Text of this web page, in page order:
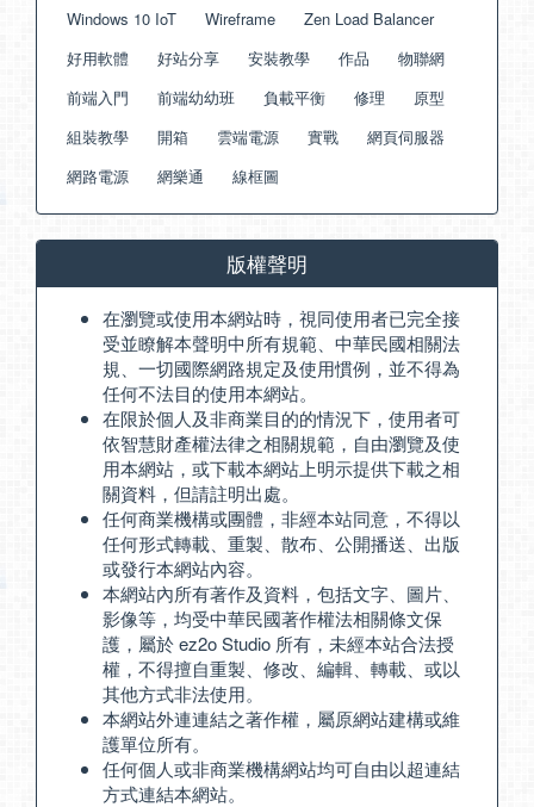
Windows 10 IoT
Wireframe
Zen Load Balancer
好用軟體
好站分享 安裝教學 作品
物聯網
前端入門
前端幼幼班 負載平衡 修理
原型
組裝教學
開箱 雲端電源 實戰
網頁伺服器
網路電源
網樂通 線框圖
版權聲明
在瀏覽或使用本網站時，視同使用者已完全接
受並瞭解本聲明中所有規範、中華民國相關法
規、一切國際網路規定及使用慣例，並不得為
任何不法目的使用本網站。
在限於個人及非商業目的的情況下，使用者可
依智慧財產權法律之相關規範，自由瀏覽及使
用本網站，或下載本網站上明示提供下載之相
關資料，但請註明出處。
任何商業機構或團體，非經本站同意，不得以
任何形式轉載、重製、散布、公開播送、出版
或發行本網站內容。
本網站內所有著作及資料，包括文字、圖片、
影像等，均受中華民國著作權法相關條文保
護，屬於 ez2o Studio 所有，未經本站合法授
權，不得擅自重製、修改、編輯、轉載、或以
其他方式非法使用。
本網站外連連結之著作權，屬原網站建構或維
護單位所有。
任何個人或非商業機構網站均可自由以超連結
方式連結本網站。